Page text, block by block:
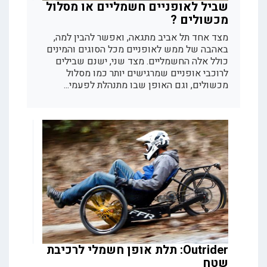
שביל לאופניים חשמליים או מסלול
מכשולים ?
מצד אחד תל אביב מתגאה, ואפשר להבין למה,
באהבה של ממש לאופניים מכל הסוגים והמינים
כולל אלה החשמליים. מצד שני, ישנם שבילים
לרוכבי אופניים שמרגישים יותר כמו מסלול
מכשולים, וגם האופן שבו מתנהלת לפעמי...
Outrider: תלת אופן חשמלי לרכיבת